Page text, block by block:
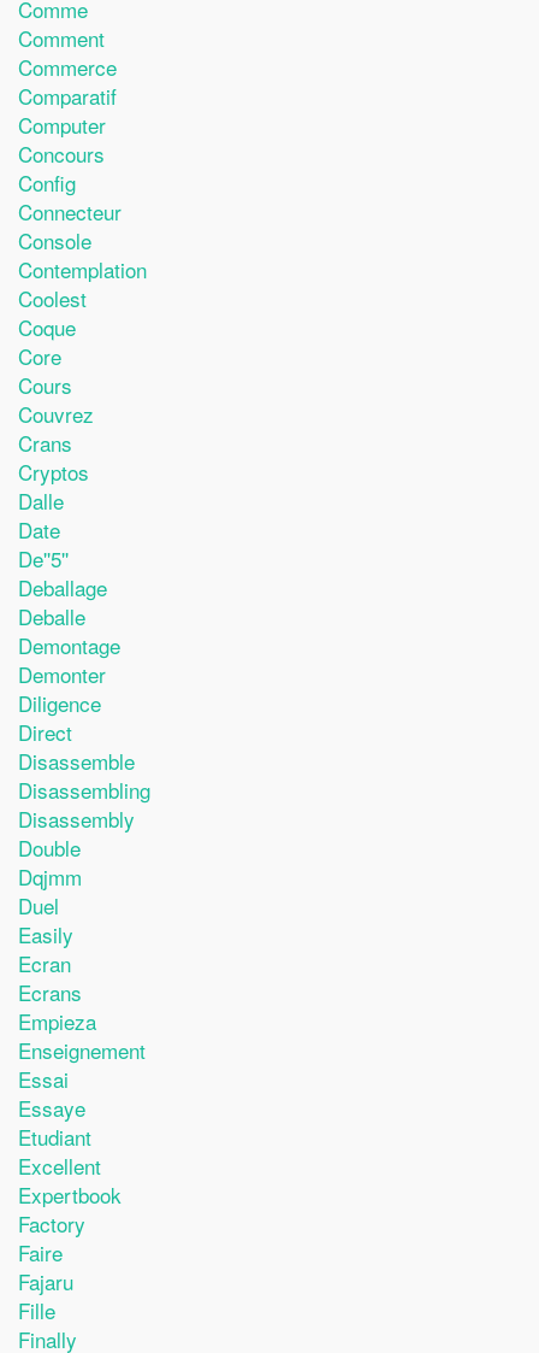
Comme
Comment
Commerce
Comparatif
Computer
Concours
Config
Connecteur
Console
Contemplation
Coolest
Coque
Core
Cours
Couvrez
Crans
Cryptos
Dalle
Date
De''5''
Deballage
Deballe
Demontage
Demonter
Diligence
Direct
Disassemble
Disassembling
Disassembly
Double
Dqjmm
Duel
Easily
Ecran
Ecrans
Empieza
Enseignement
Essai
Essaye
Etudiant
Excellent
Expertbook
Factory
Faire
Fajaru
Fille
Finally